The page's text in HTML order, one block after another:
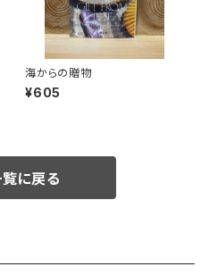
海からの贈物
¥605
に戻る